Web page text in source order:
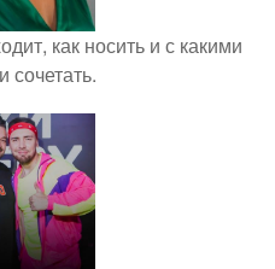
как носить и с какими
сочетать.